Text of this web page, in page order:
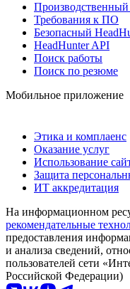
Производственный
Требования к ПО
Безопасный
HeadHunter API
Поиск работы
Поиск по резюме
Мобильное приложение
Этика и комплаенс
Оказание услуг
Использование
Защита
ИТ аккредитация
На информационном
рекомендательные
предоставления
и анализа сведений,
пользователей сети
Российской Федерации)